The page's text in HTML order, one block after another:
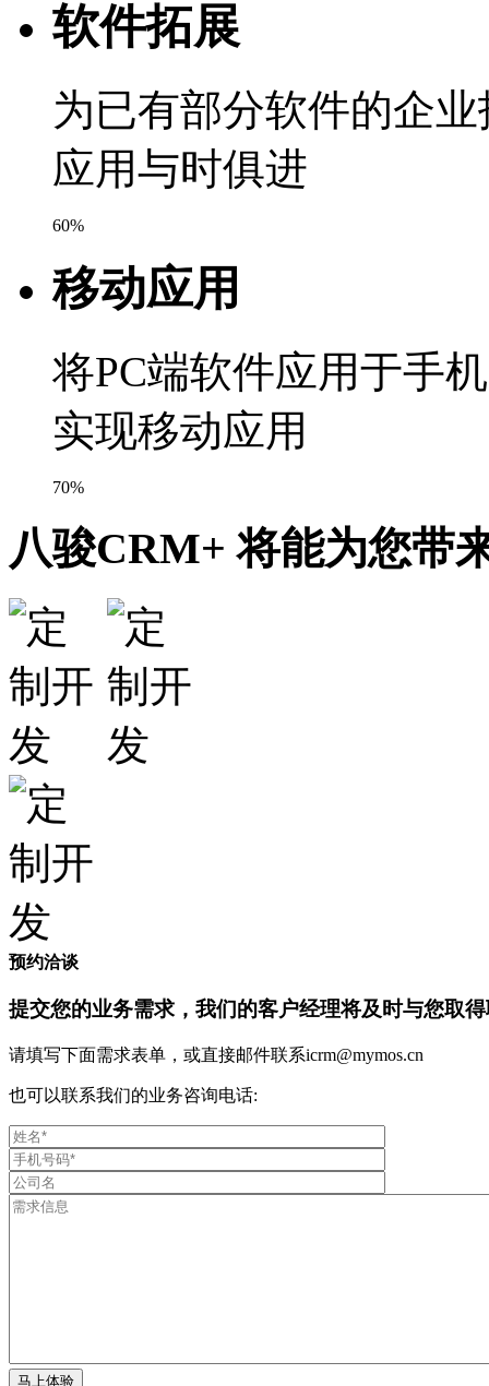
软件拓展
为已有部分软件的企
应用与时俱进
60%
移动应用
将PC端软件应用于手
实现移动应用
70%
八骏CRM+ 将能为您带
预约洽谈
提交您的业务需求，我们的客户经理将及时与您取
请填写下面需求表单，或直接邮件联系icrm@mymos.cn
也可以联系我们的业务咨询电话: